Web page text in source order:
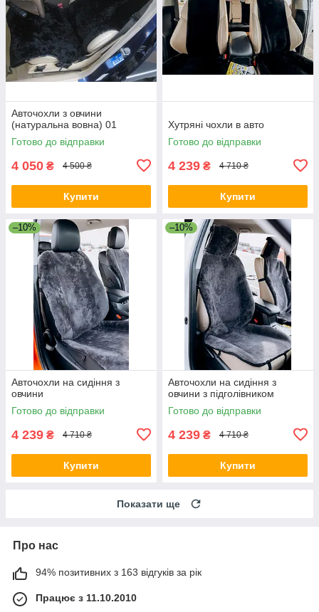
Авточохли з овчини
(натуральна вовна) 01
Готово до відправки
4 050 ₴ 4 500 ₴
Купити
Хутряні чохли в авто
Готово до відправки
4 239 ₴ 4 710 ₴
Купити
–10%
Авточохли на сидіння з
овчини
Готово до відправки
4 239 ₴ 4 710 ₴
Купити
–10%
Авточохли на сидіння з
овчини з підголівником
Готово до відправки
4 239 ₴ 4 710 ₴
Купити
Показати ще
Про нас
94% позитивних з 163 відгуків за рік
Працює з 11.10.2010